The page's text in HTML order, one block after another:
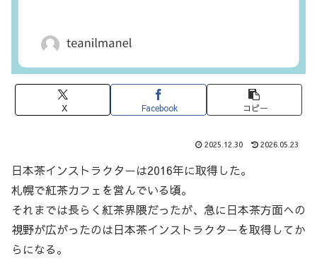
X Facebook コピー
2025.12.30 2026.05.23
日本茶インストラクターは2016年に取得した。
札幌で紅茶カフェを営んでいる頃。
それまでは長らく紅茶界隈だったが、急に日本茶方面への
視野が広がったのは日本茶インストラクターを取得してか
らになる。